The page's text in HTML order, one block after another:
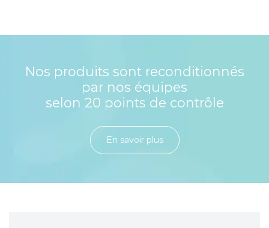
Nos produits sont reconditionnés
par nos équipes
selon 20 points de contrôle
En savoir plu​​​​​​​​​​​​​​​​s